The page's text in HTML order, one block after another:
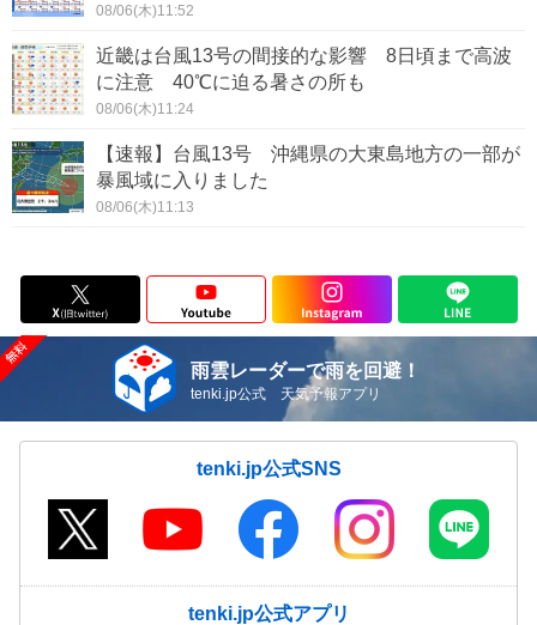
08/06(木)11:52
近畿は台風13号の間接的な影響 8日頃まで高波
に注意 40℃に迫る暑さの所も
08/06(木)11:24
【速報】台風13号 沖縄県の大東島地方の一部が
暴風域に入りました
08/06(木)11:13
雨雲レーダーで雨を回避！
tenki.jp公式 天気予報アプリ
tenki.jp公式SNS
tenki.jp公式アプリ